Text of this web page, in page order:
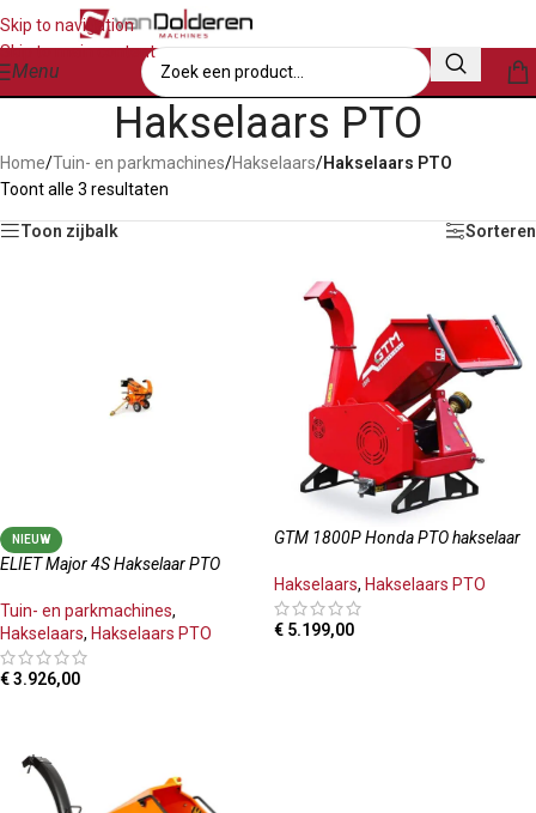
Skip to navigation
Skip to main content
Menu
Hakselaars PTO
Home/Tuin- en parkmachines/Hakselaars/Hakselaars PTO
Toont alle 3 resultaten
Toon zijbalk Sorteren
NIEUW
ELIET Major 4S Hakselaar PTO
Tuin- en parkmachines,
Hakselaars, Hakselaars PTO
€3.926,00
GTM 1800P Honda PTO hakselaar
Hakselaars, Hakselaars PTO
€ 5.199,00